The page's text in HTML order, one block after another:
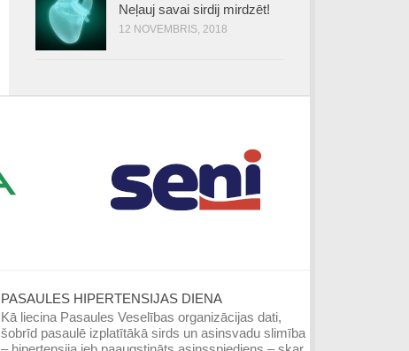
Neļauj savai sirdij mirdzēt!
12 NOVEMBRIS, 2018
PASAULES HIPERTENSIJAS DIENA
Kā liecina Pasaules Veselības organizācijas dati,
šobrīd pasaulē izplatītākā sirds un asinsvadu slimība